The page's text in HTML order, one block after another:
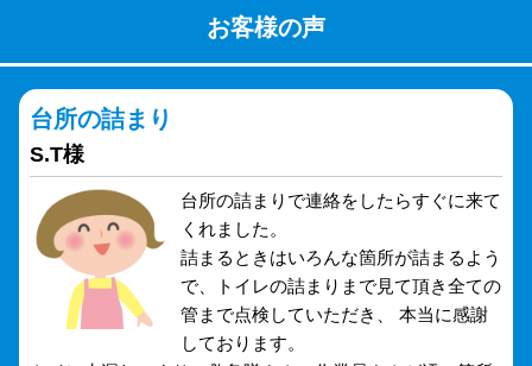
お客様の声
台所の詰まり
S.T様
台所の詰まりで連絡をしたらすぐに来て
くれました。
詰まるときはいろんな箇所が詰まるよう
で、トイレの詰まりまで見て頂き全ての
管まで点検していただき、 本当に感謝
しております。